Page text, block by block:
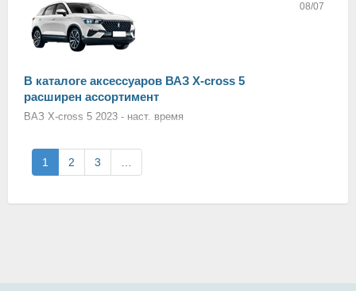
08/07
В каталоге аксессуаров ВАЗ X-cross 5
расширен ассортимент
ВАЗ X-cross 5 2023 - наст. время
1 2 3